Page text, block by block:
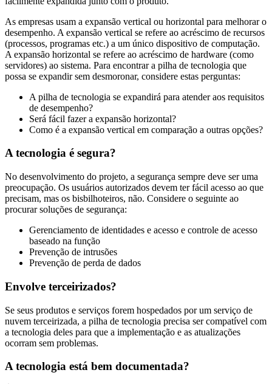
As empresas usam a expansão vertical ou horizontal para melhorar o
desempenho. A expansão vertical se refere ao acréscimo de recursos
(processos, programas etc.) a um único dispositivo de computação.
A expansão horizontal se refere ao acréscimo de hardware (como
servidores) ao sistema. Para encontrar a pilha de tecnologia que
possa se expandir sem desmoronar, considere estas perguntas:
A pilha de tecnologia se expandirá para atender aos requisitos
de desempenho?
Será fácil fazer a expansão horizontal?
Como é a expansão vertical em comparação a outras opções?
A tecnologia é segura?
No desenvolvimento do projeto, a segurança sempre deve ser uma
preocupação. Os usuários autorizados devem ter fácil acesso ao que
precisam, mas os bisbilhoteiros, não. Considere o seguinte ao
procurar soluções de segurança:
Gerenciamento de identidades e acesso e controle de acesso
baseado na função
Prevenção de intrusões
Prevenção de perda de dados
Envolve terceirizados?
Se seus produtos e serviços forem hospedados por um serviço de
nuvem terceirizada, a pilha de tecnologia precisa ser compatível com
a tecnologia deles para que a implementação e as atualizações
ocorram sem problemas.
A tecnologia está bem documentada?